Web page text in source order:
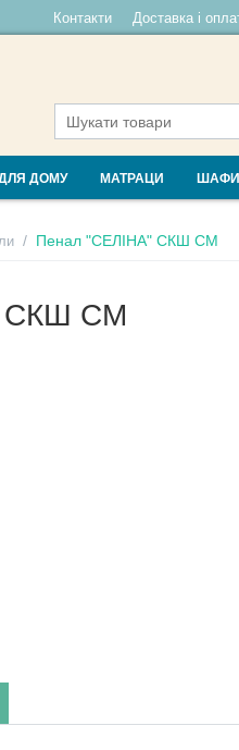
Контакти Доставка і
ДОМУ МАТРАЦИ
/ Пенал "СЕЛІНА" СКШ СМ
СКШ СМ